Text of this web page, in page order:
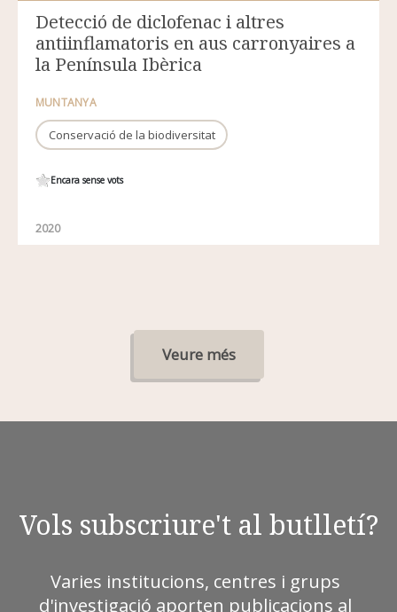
Detecció de diclofenac i altres
antiinflamatoris en aus carronyaires a
la Península Ibèrica
MUNTANYA
Conservació de la biodiversitat
Encara sense vots
2020
Veure més
Vols subscriure't al butlletí?
Varies institucions, centres i grups
d'investigació aporten publicacions al